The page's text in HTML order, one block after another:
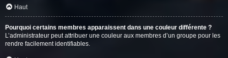
Haut
Pourquoi certains membres apparaissent dans une couleur différente ?
L’administrateur peut attribuer une couleur aux membres d’un groupe pour les
rendre facilement identifiables.